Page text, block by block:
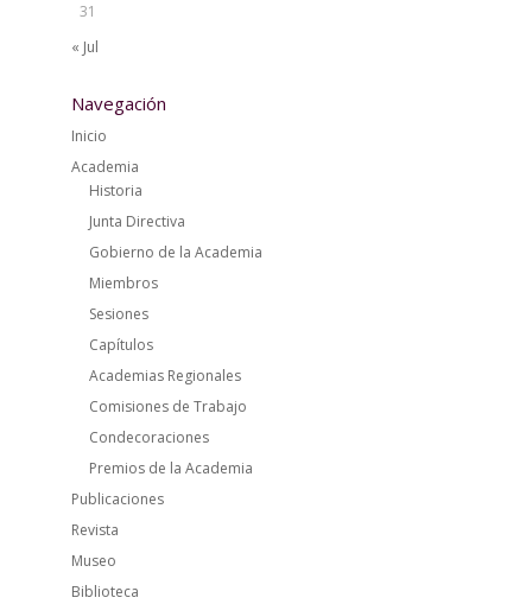
31
« Jul
Navegación
Inicio
Academia
Historia
Junta Directiva
Gobierno de la Academia
Miembros
Sesiones
Capítulos
Academias Regionales
Comisiones de Trabajo
Condecoraciones
Premios de la Academia
Publicaciones
Revista
Museo
Biblioteca